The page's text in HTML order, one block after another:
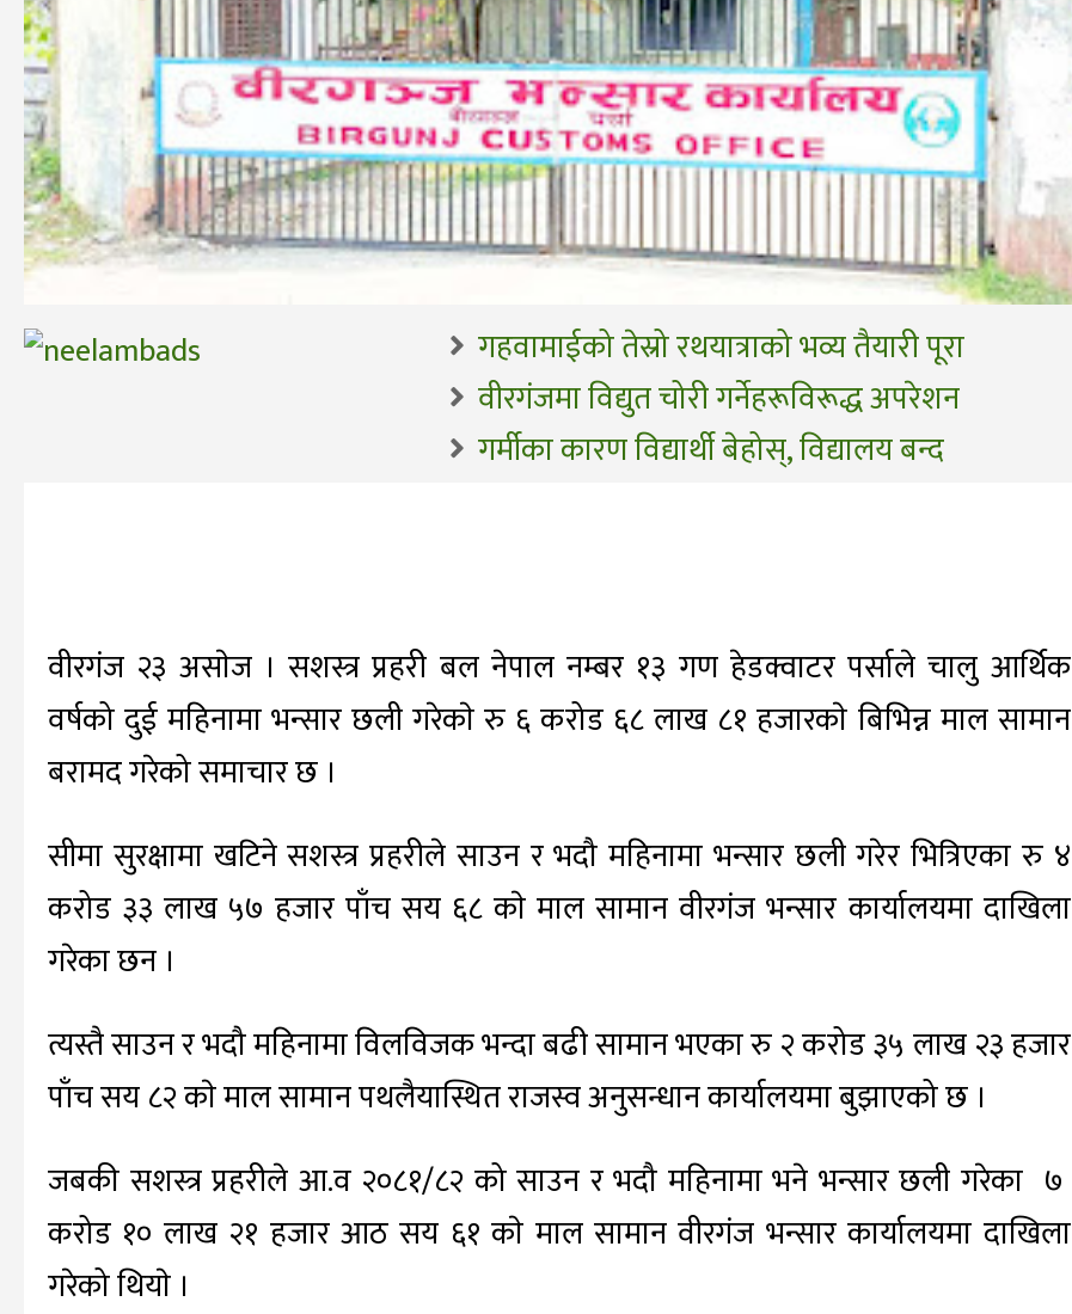
गहवामाईको तेस्रो रथयात्राको भव्य तैयारी पूरा
वीरगंजमा विद्युत चोरी गर्नेहरूविरूद्ध अपरेशन
गर्मीका कारण विद्यार्थी बेहोस्, विद्यालय बन्द
वीरगंज २३ असाेज । सशस्त्र प्रहरी बल नेपाल नम्बर १३ गण हेडक्वाटर पर्साले चालु आर्थिक
वर्षको दुई महिनामा भन्सार छली गरेकाे रु ६ करोड ६८ लाख ८१ हजारकाे बिभिन्न माल सामान
बरामद गरेको समाचार छ ।
सीमा सुरक्षामा खटिने सशस्त्र प्रहरीले साउन र भदौ महिनामा भन्सार छली गरेर भित्रिएका रु ४
करोड ३३ लाख ५७ हजार पाँच सय ६८ काे माल सामान वीरगंज भन्सार कार्यालयमा दाखिला
गरेका छन ।
त्यस्तै साउन र भदौ महिनामा विलविजक भन्दा बढी सामान भएका रु २ करोड ३५ लाख २३ हजार
पाँच सय ८२ काे माल सामान पथलैयास्थित राजस्व अनुसन्धान कार्यालयमा बुझाएको छ ।
जबकी सशस्त्र प्रहरीले आ.व २०८१/८२ को साउन र भदौ महिनामा भने भन्सार छली गरेका ७
करोड १० लाख २१ हजार आठ सय ६१ काे माल सामान वीरगंज भन्सार कार्यालयमा दाखिला
गरेको थियाे ।